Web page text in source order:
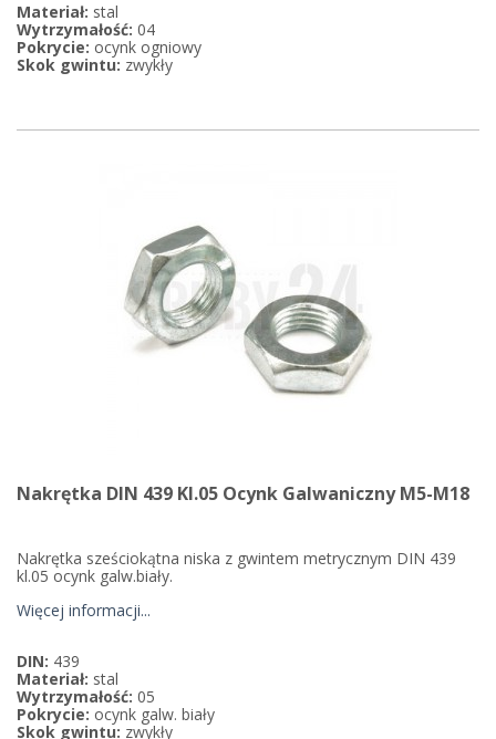
Materiał: stal
Wytrzymałość: 04
Pokrycie: ocynk ogniowy
Skok gwintu: zwykły
Nakrętka DIN 439 Kl.05 Ocynk Galwaniczny M5-M18
Nakrętka sześciokątna niska z gwintem metrycznym DIN 439
kl.05 ocynk galw.biały.
Więcej informacji...
DIN: 439
Materiał: stal
Wytrzymałość: 05
Pokrycie: ocynk galw. biały
Skok gwintu: zwykły